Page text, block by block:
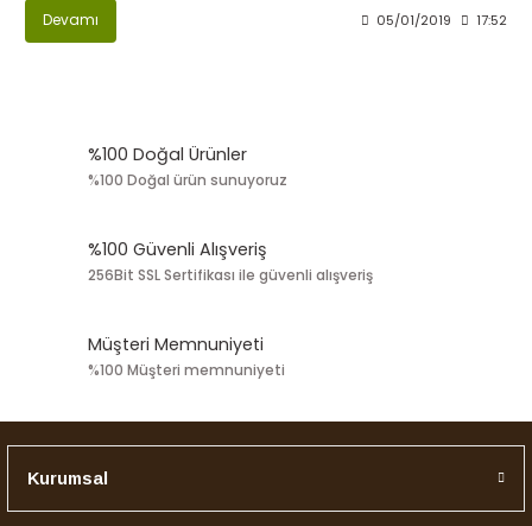
Devamı 05/01/2019 17:52
%100 Doğal Ürünler
%100 Doğal ürün sunuyoruz
%100 Güvenli Alışveriş
256Bit SSL Sertifikası ile güvenli alışveriş
Müşteri Memnuniyeti
%100 Müşteri memnuniyeti
Kurumsal